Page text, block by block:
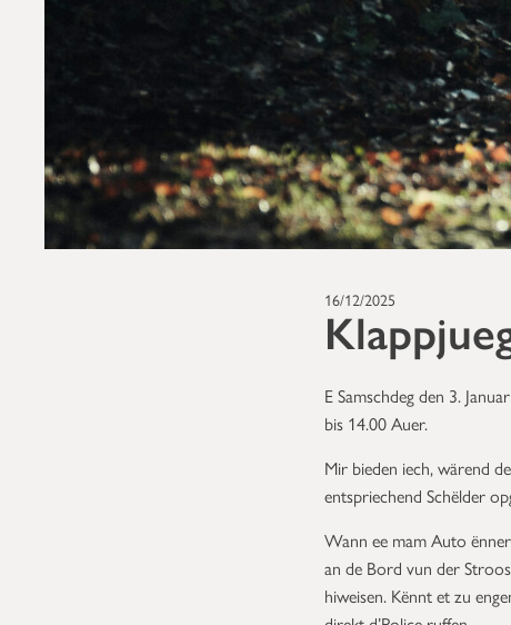
16/12/2025
E Samschdeg den 3.
bis 14.00 Auer.
Mir bieden iech, wärend
entspriechend Schëlder
Wann ee mam Auto
an de Bord vun der
hiweisen. Kënnt et zu